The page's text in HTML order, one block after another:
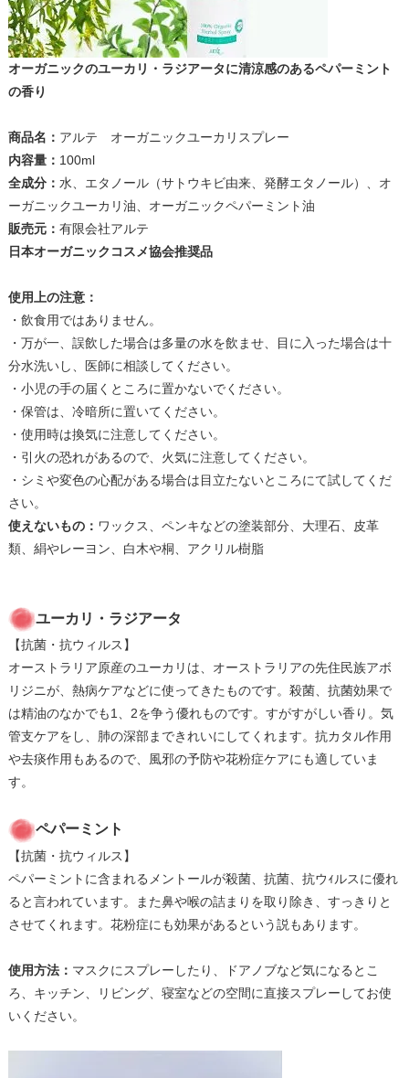
オーガニックのユーカリ・ラジアータに清涼感のあるペパーミント
の香り
商品名： アルテ オーガニックユーカリスプレー
内容量： 100ml
全成分： 水、エタノール（サトウキビ由来、発酵エタノール）、オ
ーガニックユーカリ油、オーガニックペパーミント油
販売元： 有限会社アルテ
日本オーガニックコスメ協会推奨品
使用上の注意：
・飲食用ではありません。
・万が一、誤飲した場合は多量の水を飲ませ、目に入った場合は十
分水洗いし、医師に相談してください。
・小児の手の届くところに置かないでください。
・保管は、冷暗所に置いてください。
・使用時は換気に注意してください。
・引火の恐れがあるので、火気に注意してください。
・シミや変色の心配がある場合は目立たないところにて試してくだ
さい。
使えないもの： ワックス、ペンキなどの塗装部分、大理石、皮革
類、絹やレーヨン、白木や桐、アクリル樹脂
ユーカリ・ラジアータ
【抗菌・抗ウィルス】
オーストラリア原産のユーカリは、オーストラリアの先住民族アボ
リジニが、熱病ケアなどに使ってきたものです。殺菌、抗菌効果で
は精油のなかでも1、2を争う優れものです。すがすがしい香り。気
管支ケアをし、肺の深部まできれいにしてくれます。抗カタル作用
や去痰作用もあるので、風邪の予防や花粉症ケアにも適していま
す。
ペパーミント
【抗菌・抗ウィルス】
ペパーミントに含まれるメントールが殺菌、抗菌、抗ウｨルスに優れ
ると言われています。また鼻や喉の詰まりを取り除き、すっきりと
させてくれます。花粉症にも効果があるという説もあります。
使用方法： マスクにスプレーしたり、ドアノブなど気になるとこ
ろ、キッチン、リビング、寝室などの空間に直接スプレーしてお使
いください。